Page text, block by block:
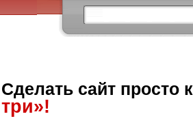
Сделать сайт просто
три»!